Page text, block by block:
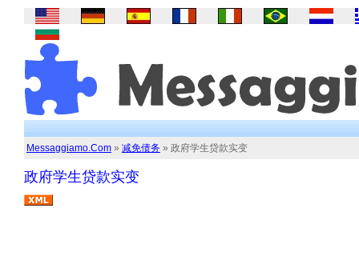
Messaggiamo.Com » 减免债务 » 政府学生贷款实变
政府学生贷款实变